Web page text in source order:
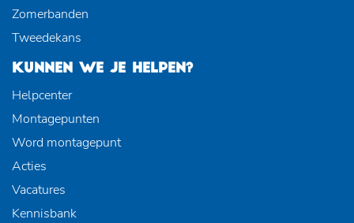
Zomerbanden
Tweedekans
KUNNEN WE JE HELPEN?
Helpcenter
Montagepunten
Word montagepunt
Acties
Vacatures
Kennisbank